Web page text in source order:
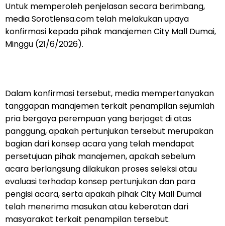
Untuk memperoleh penjelasan secara berimbang,
media Sorotlensa.com telah melakukan upaya
konfirmasi kepada pihak manajemen City Mall Dumai,
Minggu (21/6/2026).
Dalam konfirmasi tersebut, media mempertanyakan
tanggapan manajemen terkait penampilan sejumlah
pria bergaya perempuan yang berjoget di atas
panggung, apakah pertunjukan tersebut merupakan
bagian dari konsep acara yang telah mendapat
persetujuan pihak manajemen, apakah sebelum
acara berlangsung dilakukan proses seleksi atau
evaluasi terhadap konsep pertunjukan dan para
pengisi acara, serta apakah pihak City Mall Dumai
telah menerima masukan atau keberatan dari
masyarakat terkait penampilan tersebut.